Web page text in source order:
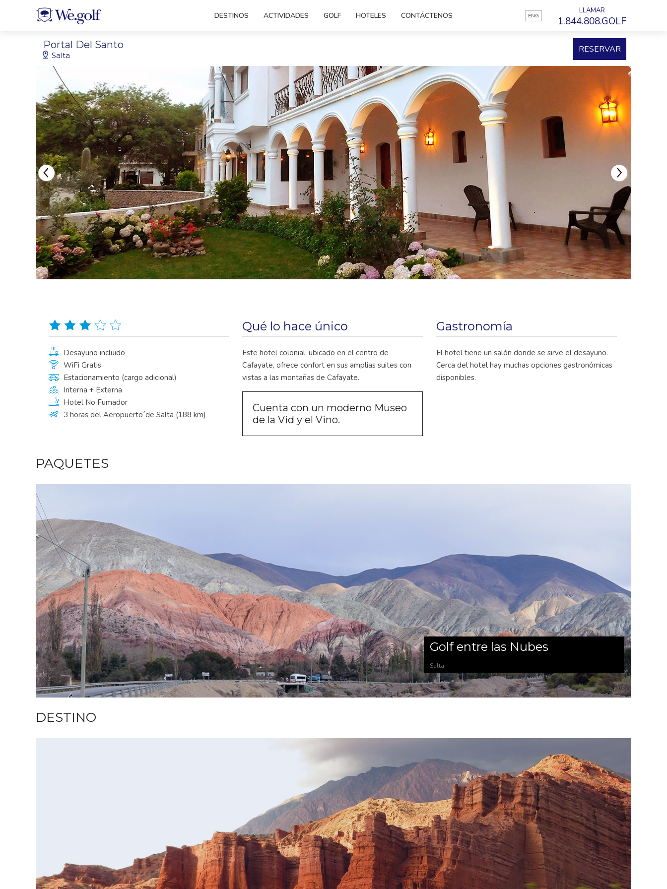
DESTINOS ACTIVIDADES GOLF HOTELES CONTÁCTENOS
LLAMAR
1.844.808.GOLF
ENG
Portal Del Santo
Salta
RESERVAR
Desayuno incluido
WiFi Gratis
Estacionamiento (cargo adicional)
Interna + Externa
Hotel No Fumador
3 horas del Aeropuerto´de Salta (188 km)
Qué lo hace único
Este hotel colonial, ubicado en el centro de
Cafayate, ofrece confort en sus amplias suites con
vistas a las montañas de Cafayate.
Cuenta con un moderno Museo
de la Vid y el Vino.
Gastronomía
El hotel tiene un salón donde se sirve el desayuno.
Cerca del hotel hay muchas opciones gastronómicas
disponibles.
PAQUETES
Golf entre las Nubes
Salta
DESTINO